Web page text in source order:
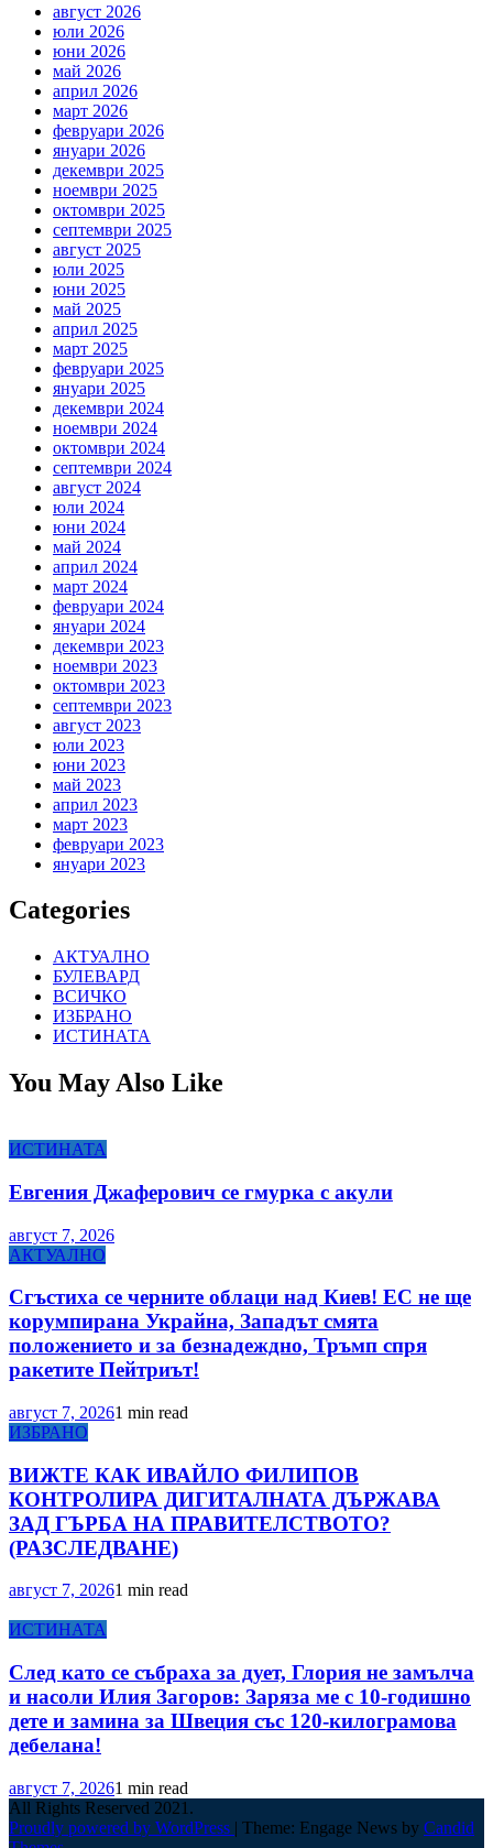
август 2026
юли 2026
юни 2026
май 2026
април 2026
март 2026
февруари 2026
януари 2026
декември 2025
ноември 2025
октомври 2025
септември 2025
август 2025
юли 2025
юни 2025
май 2025
април 2025
март 2025
февруари 2025
януари 2025
декември 2024
ноември 2024
октомври 2024
септември 2024
август 2024
юли 2024
юни 2024
май 2024
април 2024
март 2024
февруари 2024
януари 2024
декември 2023
ноември 2023
октомври 2023
септември 2023
август 2023
юли 2023
юни 2023
май 2023
април 2023
март 2023
февруари 2023
януари 2023
Categories
АКТУАЛНО
БУЛЕВАРД
ВСИЧКО
ИЗБРАНО
ИСТИНАТА
You May Also Like
ИСТИНАТА
Евгения Джаферович се гмурка с акули
август 7, 2026
АКТУАЛНО
Сгъстиха се черните облаци над Киев! ЕС не ще
корумпирана Украйна, Западът смята
положението и за безнадеждно, Тръмп спря
ракетите Пейтриът!
август 7, 20261 min read
ИЗБРАНО
ВИЖТЕ КАК ИВАЙЛО ФИЛИПОВ
КОНТРОЛИРА ДИГИТАЛНАТА ДЪРЖАВА
ЗАД ГЪРБА НА ПРАВИТЕЛСТВОТО?
(РАЗСЛЕДВАНЕ)
август 7, 20261 min read
ИСТИНАТА
След като се събраха за дует, Глория не замълча
и насоли Илия Загоров: Заряза ме с 10-годишно
дете и замина за Швеция със 120-килограмова
дебелана!
август 7, 20261 min read
All Rights Reserved 2021.
Proudly powered by WordPress | Theme: Engage News by Candid